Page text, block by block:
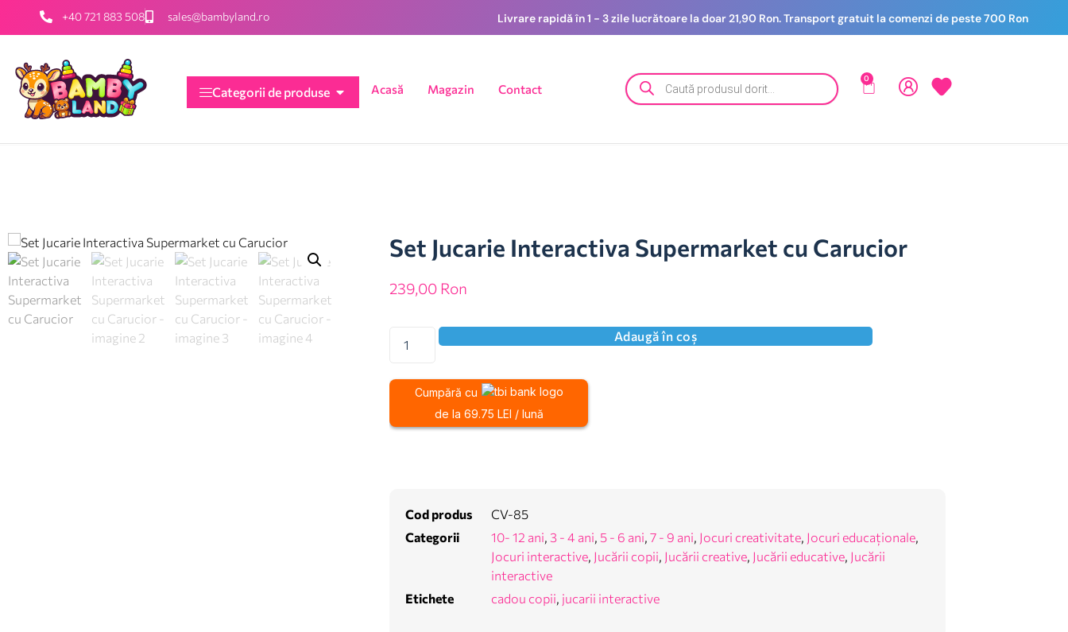
+40 721 883 508 sales@bambyland.ro Livrare rapidă în 1 - 3 zile lucrătoare la doar 21,90 Ron. Transport gratuit la comenzi de peste 700 Ron
Categorii de produse Acasă Magazin Contact
0
Set Jucarie Interactiva Supermarket cu Carucior
239,00 Ron
Adaugă în coș
Cumpără cu
de la 69.75 LEI / lună
Cod produs
CV-85
Categorii
10- 12 ani, 3 - 4 ani, 5 - 6 ani, 7 - 9 ani, Jocuri creativitate, Jocuri educaționale,
Jocuri interactive, Jucării copii, Jucării creative, Jucării educative, Jucării
interactive
Etichete
cadou copii, jucarii interactive